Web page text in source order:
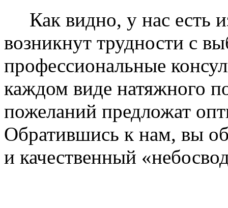
Как видно, у нас есть
возникнут трудности с
профессиональные
каждом виде натяжного
пожеланий предложат
Обратившись к нам, вы
и качественный